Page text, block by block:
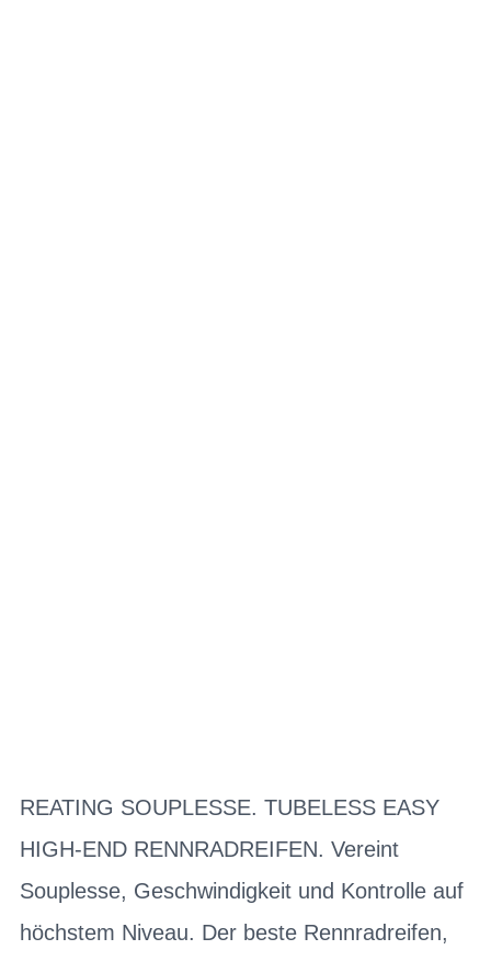
REATING SOUPLESSE. TUBELESS EASY
HIGH-END RENNRADREIFEN. Vereint
Souplesse, Geschwindigkeit und Kontrolle auf
höchstem Niveau. Der beste Rennradreifen,